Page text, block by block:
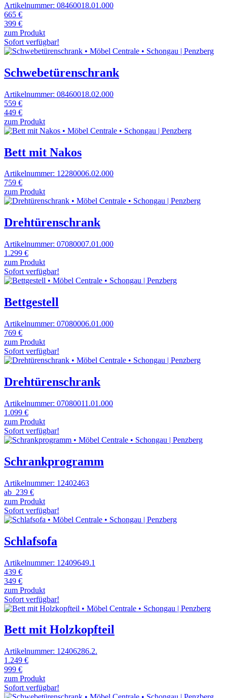
Artikelnummer: 08460018.01.000
665 €
399 €
zum Produkt
Sofort verfügbar!
Schwebetürenschrank
Artikelnummer: 08460018.02.000
559 €
449 €
zum Produkt
Bett mit Nakos
Artikelnummer: 12280006.02.000
759 €
zum Produkt
Drehtürenschrank
Artikelnummer: 07080007.01.000
1.299 €
zum Produkt
Sofort verfügbar!
Bettgestell
Artikelnummer: 07080006.01.000
769 €
zum Produkt
Sofort verfügbar!
Drehtürenschrank
Artikelnummer: 07080011.01.000
1.099 €
zum Produkt
Sofort verfügbar!
Schrankprogramm
Artikelnummer: 12402463
ab 239 €
zum Produkt
Sofort verfügbar!
Schlafsofa
Artikelnummer: 12409649.1
439 €
349 €
zum Produkt
Sofort verfügbar!
Bett mit Holzkopfteil
Artikelnummer: 12406286.2.
1.249 €
999 €
zum Produkt
Sofort verfügbar!